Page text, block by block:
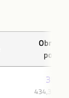
359
434,39 Kč